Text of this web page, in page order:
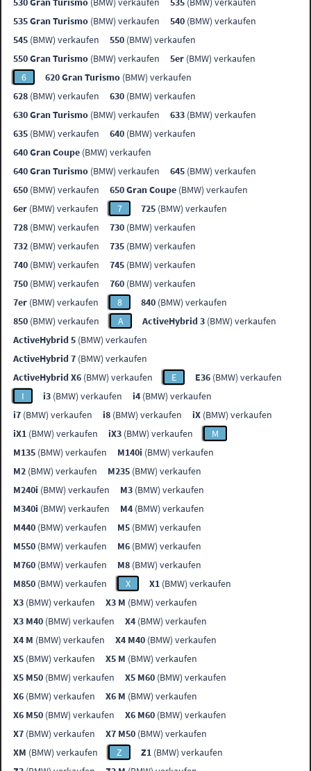
535 Gran Turismo (BMW) verkaufen 540 (BMW) verkaufen
545 (BMW) verkaufen 550 (BMW) verkaufen
550 Gran Turismo (BMW) verkaufen 5er (BMW) verkaufen
6
620 Gran Turismo (BMW) verkaufen
628 (BMW) verkaufen 630 (BMW) verkaufen
630 Gran Turismo (BMW) verkaufen 633 (BMW) verkaufen
635 (BMW) verkaufen 640 (BMW) verkaufen
640 Gran Coupe (BMW) verkaufen
640 Gran Turismo (BMW) verkaufen 645 (BMW) verkaufen
650 (BMW) verkaufen 650 Gran Coupe (BMW) verkaufen
6er (BMW) verkaufen 7 725 (BMW) verkaufen
728 (BMW) verkaufen 730 (BMW) verkaufen
732 (BMW) verkaufen 735 (BMW) verkaufen
740 (BMW) verkaufen 745 (BMW) verkaufen
750 (BMW) verkaufen 760 (BMW) verkaufen
7er (BMW) verkaufen 8 840 (BMW) verkaufen
850 (BMW) verkaufen A ActiveHybrid 3 (BMW) verkaufen
ActiveHybrid 5 (BMW) verkaufen
ActiveHybrid 7 (BMW) verkaufen
ActiveHybrid X6 (BMW) verkaufen E E36 (BMW) verkaufen
I
i3 (BMW) verkaufen i4 (BMW) verkaufen
i7 (BMW) verkaufen i8 (BMW) verkaufen iX (BMW) verkaufen
iX1 (BMW) verkaufen iX3 (BMW) verkaufen
M
M135 (BMW) verkaufen M140i (BMW) verkaufen
M2 (BMW) verkaufen M235 (BMW) verkaufen
M240i (BMW) verkaufen M3 (BMW) verkaufen
M340i (BMW) verkaufen M4 (BMW) verkaufen
M440 (BMW) verkaufen M5 (BMW) verkaufen
M550 (BMW) verkaufen M6 (BMW) verkaufen
M760 (BMW) verkaufen M8 (BMW) verkaufen
M850 (BMW) verkaufen X X1 (BMW) verkaufen
X3 (BMW) verkaufen X3 M (BMW) verkaufen
X3 M40 (BMW) verkaufen X4 (BMW) verkaufen
X4 M (BMW) verkaufen X4 M40 (BMW) verkaufen
X5 (BMW) verkaufen X5 M (BMW) verkaufen
X5 M50 (BMW) verkaufen X5 M60 (BMW) verkaufen
X6 (BMW) verkaufen X6 M (BMW) verkaufen
X6 M50 (BMW) verkaufen X6 M60 (BMW) verkaufen
X7 (BMW) verkaufen X7 M50 (BMW) verkaufen
XM (BMW) verkaufen Z Z1 (BMW) verkaufen